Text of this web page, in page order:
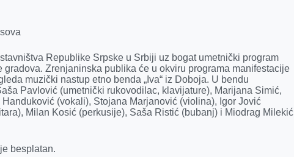
Republike Srpske u Srbiji uz bogat umetnički program
gradova. Zrenjaninska publika će u okviru programa manifestacije
muzički nastup etno benda „Iva“ iz Doboja. U bendu
Pavlović (umetnički rukovodilac, klavijature), Marijana Simić,
(vokali), Stojana Marjanović (violina), Igor Jović
Milan Kosić (perkusije), Saša Ristić (bubanj) i Miodrag Milekić
besplatan.